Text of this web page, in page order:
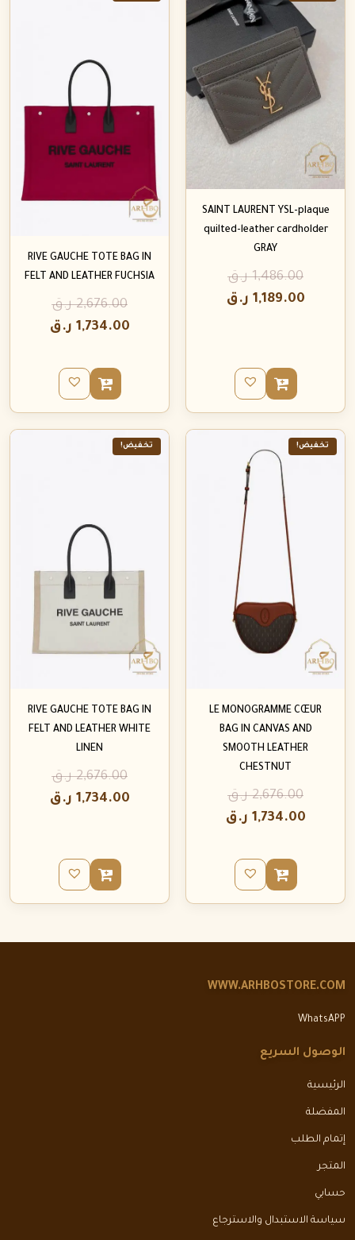
SAINT LAURENT YSL-plaque
quilted-leather cardholder
GRAY
1,486.00 ر.ق
1,189.00 ر.ق
RIVE GAUCHE TOTE BAG IN
FELT AND LEATHER FUCHSIA
2,676.00 ر.ق
1,734.00 ر.ق
تخفيض!
LE MONOGRAMME CŒUR
BAG IN CANVAS AND
SMOOTH LEATHER
CHESTNUT
2,676.00 ر.ق
1,734.00 ر.ق
تخفيض!
RIVE GAUCHE TOTE BAG IN
FELT AND LEATHER WHITE
LINEN
2,676.00 ر.ق
1,734.00 ر.ق
WWW.ARHBOSTORE.COM
WhatsAPP
الوصول السريع
الرئيسية
المفضلة
إتمام الطلب
المتجر
حسابي
سياسة الاستبدال والاسترجاع